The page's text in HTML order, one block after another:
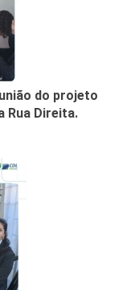
do projeto
Rua Direita.